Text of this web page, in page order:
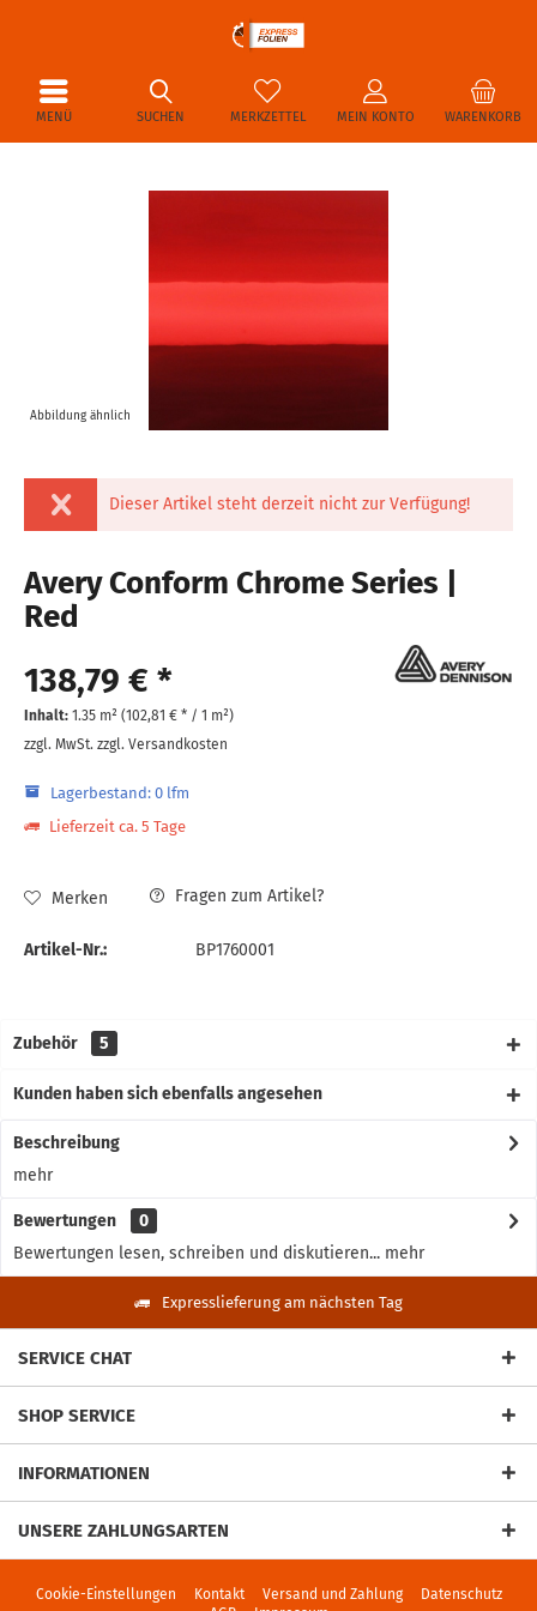
MENÜ WARENKORB
MERKZETTEL MEIN KONTO
SUCHEN
Abbildung ähnlich
Dieser Artikel steht derzeit nicht zur Verfügung!
Avery Conform Chrome Series |
Red
138,79 € *
Inhalt: 1.35 m² (102,81 € * / 1 m²)
zzgl. MwSt. zzgl. Versandkosten
Lagerbestand: 0 lfm
Lieferzeit ca. 5 Tage
Merken Fragen zum Artikel?
Artikel-Nr.: BP1760001
Zubehör 5
Kunden haben sich ebenfalls angesehen
Beschreibung
mehr
Bewertungen
0
Bewertungen lesen, schreiben und diskutieren... mehr
Expresslieferung am nächsten Tag
SERVICE CHAT
SHOP SERVICE
INFORMATIONEN
UNSERE ZAHLUNGSARTEN
Cookie-Einstellungen Kontakt Versand und Zahlung
Datenschutz